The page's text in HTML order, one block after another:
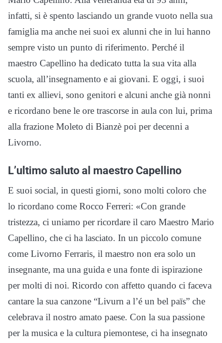
infatti, si è spento lasciando un grande vuoto nella sua
famiglia ma anche nei suoi ex alunni che in lui hanno
sempre visto un punto di riferimento. Perché il
maestro Capellino ha dedicato tutta la sua vita alla
scuola, all’insegnamento e ai giovani. E oggi, i suoi
tanti ex allievi, sono genitori e alcuni anche già nonni
e ricordano bene le ore trascorse in aula con lui, prima
alla frazione Moleto di Bianzè poi per decenni a
Livorno.
L’ultimo saluto al maestro Capellino
E suoi social, in questi giorni, sono molti coloro che
lo ricordano come Rocco Ferreri: «Con grande
tristezza, ci uniamo per ricordare il caro Maestro Mario
Capellino, che ci ha lasciato. In un piccolo comune
come Livorno Ferraris, il maestro non era solo un
insegnante, ma una guida e una fonte di ispirazione
per molti di noi. Ricordo con affetto quando ci faceva
cantare la sua canzone “Livurn a l’é un bel païs” che
celebrava il nostro amato paese. Con la sua passione
per la musica e la cultura piemontese, ci ha insegnato